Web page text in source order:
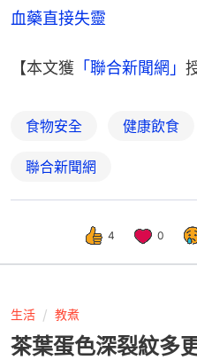
血藥直接失靈
【本文獲 「聯合新聞網」
食物安全 健康飲食
聯合新聞網
4 0
生活 教煮
茶葉蛋色深裂紋多